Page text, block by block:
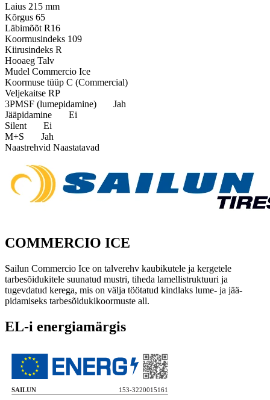
Laius 215 mm
Kõrgus 65
Läbimõõt R16
Koormusindeks 109
Kiirusindeks R
Hooaeg Talv
Mudel Commercio Ice
Koormuse tüüp C (Commercial)
Veljekaitse RP
3PMSF (lumepidamine)
Jah
Jääpidamine
Ei
Silent
Ei
M+S
Jah
Naastrehvid Naastatavad
COMMERCIO ICE
Sailun Commercio Ice on talverehv kaubikutele ja kergetele
tarbesõidukitele suunatud mustri, tiheda lamellistruktuuri ja
tugevdatud kerega, mis on välja töötatud kindlaks lume- ja jää­
pidamiseks tarbesõiduki­koormuste all.
EL-i energiamärgis